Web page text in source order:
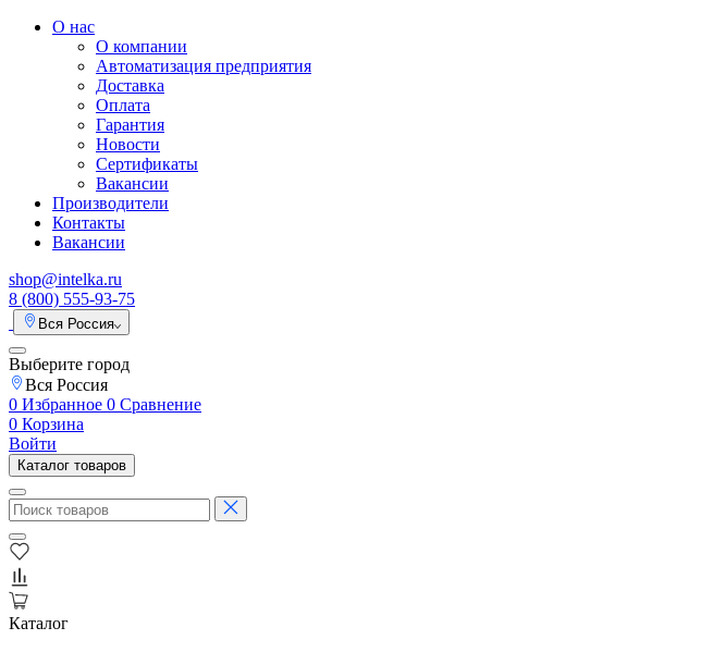
О нас
О компании
Автоматизация предприятия
Доставка
Оплата
Гарантия
Новости
Сертификаты
Вакансии
Производители
Контакты
Вакансии
shop@intelka.ru
8 (800) 555-93-75
Вся Россия
Выберите город
Вся Россия
0 Избранное 0 Сравнение
0 Корзина
Войти
Каталог товаров
Каталог